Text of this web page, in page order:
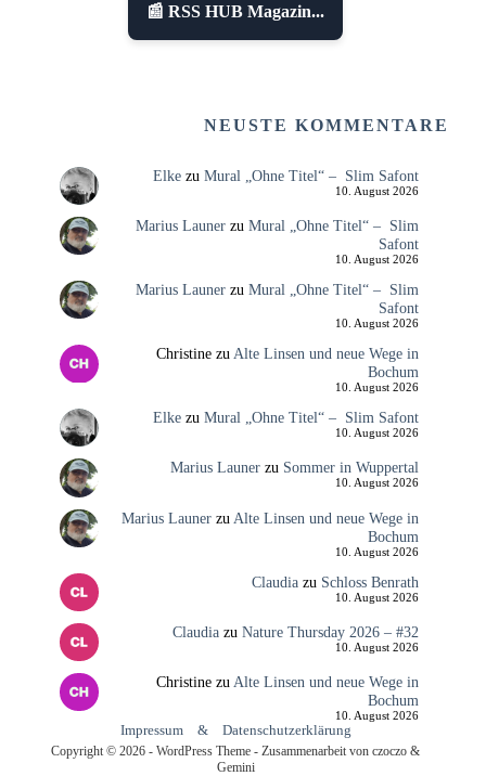
📰 RSS HUB Magazin...
NEUSTE KOMMENTARE
Elkezu Mural „Ohne Titel“ – Slim Safont
10. August 2026
Marius Launerzu Mural „Ohne Titel“ – Slim
Safont
10. August 2026
Marius Launerzu Mural „Ohne Titel“ – Slim
Safont
10. August 2026
Christinezu Alte Linsen und neue Wege in
Bochum
10. August 2026
Elkezu Mural „Ohne Titel“ – Slim Safont
10. August 2026
Marius Launerzu Sommer in Wuppertal
10. August 2026
Marius Launerzu Alte Linsen und neue Wege in
Bochum
10. August 2026
Claudiazu Schloss Benrath
10. August 2026
Claudiazu Nature Thursday 2026 – #32
10. August 2026
Christinezu Alte Linsen und neue Wege in
Bochum
10. August 2026
Impressum & Datenschutzerklärung
Copyright © 2026 - WordPress Theme - Zusammenarbeit von czoczo &
Gemini